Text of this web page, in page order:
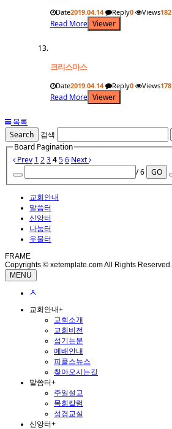
Date2019.04.14 Reply0 Views182
Read More Viewer
크리스마스
Date2019.04.14 Reply0 Views178
Read More Viewer
목록
Search
검색
Board Pagination
Prev 1 23456 Next
/ 6
GO
교회안내
말씀터
신앙터
나눔터
우물터
FRAME
Copyrights © xetemplate.com All Rights Reserved.
MENU
교회안내+
교회소개
교회비전
섬기는분
예배안내
피플스뉴스
찾아오시는길
말씀터+
주일설교
목회칼럼
성경교실
신앙터+